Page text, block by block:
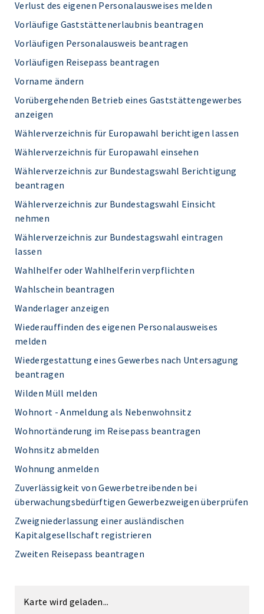
Verlust des eigenen Personalausweises melden
Vorläufige Gaststättenerlaubnis beantragen
Vorläufigen Personalausweis beantragen
Vorläufigen Reisepass beantragen
Vorname ändern
Vorübergehenden Betrieb eines Gaststättengewerbes
anzeigen
Wählerverzeichnis für Europawahl berichtigen lassen
Wählerverzeichnis für Europawahl einsehen
Wählerverzeichnis zur Bundestagswahl Berichtigung
beantragen
Wählerverzeichnis zur Bundestagswahl Einsicht
nehmen
Wählerverzeichnis zur Bundestagswahl eintragen
lassen
Wahlhelfer oder Wahlhelferin verpflichten
Wahlschein beantragen
Wanderlager anzeigen
Wiederauffinden des eigenen Personalausweises
melden
Wiedergestattung eines Gewerbes nach Untersagung
beantragen
Wilden Müll melden
Wohnort - Anmeldung als Nebenwohnsitz
Wohnortänderung im Reisepass beantragen
Wohnsitz abmelden
Wohnung anmelden
Zuverlässigkeit von Gewerbetreibenden bei
überwachungsbedürftigen Gewerbezweigen überprüfen
Zweigniederlassung einer ausländischen
Kapitalgesellschaft registrieren
Zweiten Reisepass beantragen
Karte wird geladen...